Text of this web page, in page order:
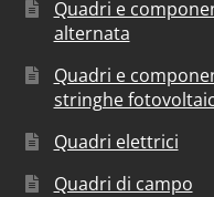
Quadri e
alternata
Quadri e
stringhe
Quadri elettrici
Quadri di campo